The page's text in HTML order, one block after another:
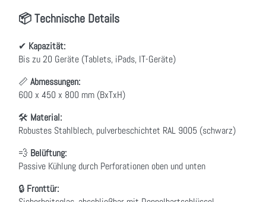
📦 Technische Details
✔ Kapazität:
Bis zu 20 Geräte (Tablets, iPads, IT-Geräte)
📏 Abmessungen:
600 x 450 x 800 mm (BxTxH)
🛠 Material:
Robustes Stahlblech, pulverbeschichtet RAL 9005 (schwarz)
💨 Belüftung:
Passive Kühlung durch Perforationen oben und unten
🔒 Fronttür: